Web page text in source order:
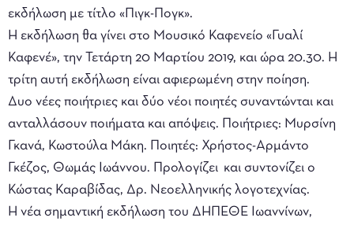
εκδήλωση με τίτλο «Πιγκ-Πογκ».
Η εκδήλωση θα γίνει στο Μουσικό Καφενείο «Γυαλί
Καφενέ», την Τετάρτη 20 Μαρτίου 2019, και ώρα 20.30. Η
τρίτη αυτή εκδήλωση είναι αφιερωμένη στην ποίηση.
Δυο νέες ποιήτριες και δύο νέοι ποιητές συναντώνται και
ανταλλάσουν ποιήματα και απόψεις. Ποιήτριες: Μυρσίνη
Γκανά, Κωστούλα Μάκη. Ποιητές: Χρήστος-Αρμάντο
Γκέζος, Θωμάς Ιωάννου. Προλογίζει και συντονίζει ο
Κώστας Καραβίδας, Δρ. Νεοελληνικής λογοτεχνίας.
Η νέα σημαντική εκδήλωση του ΔΗΠΕΘΕ Ιωαννίνων,